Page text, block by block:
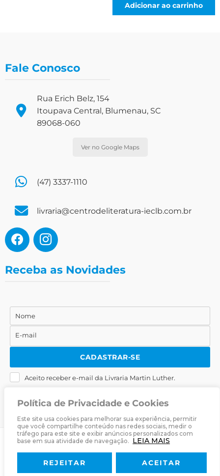
Política de Privacidade e Cookies
Este site usa cookies para melhorar sua experiência, permitir
que você compartilhe conteúdo nas redes sociais, medir o
tráfego para este site e exibir anúncios personalizados com
base em sua atividade de navegação. LEIA MAIS
REJEITAR ACEITAR
Adicionar ao carrinho
Fale Conosco
Rua Erich Belz, 154
Itoupava Central, Blumenau, SC
89068-060
Ver no Google Maps
(47) 3337-1110
livraria@centrodeliteratura-ieclb.com.br
Receba as Novidades
Nome
Nome
E-
mail
E-mail
CADASTRAR-SE
Aceito receber e-mail da Livraria Martin Luther.
Livraria Martin Luther· Desenvolvido porZwei Arts
Livraria Política de Privacidade Termos & Condições